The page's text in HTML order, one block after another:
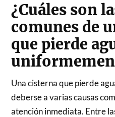
¿Cuáles son
comunes de
que pierde
Una cisterna que pierde
deberse a varias causas
atención inmediata. Entre